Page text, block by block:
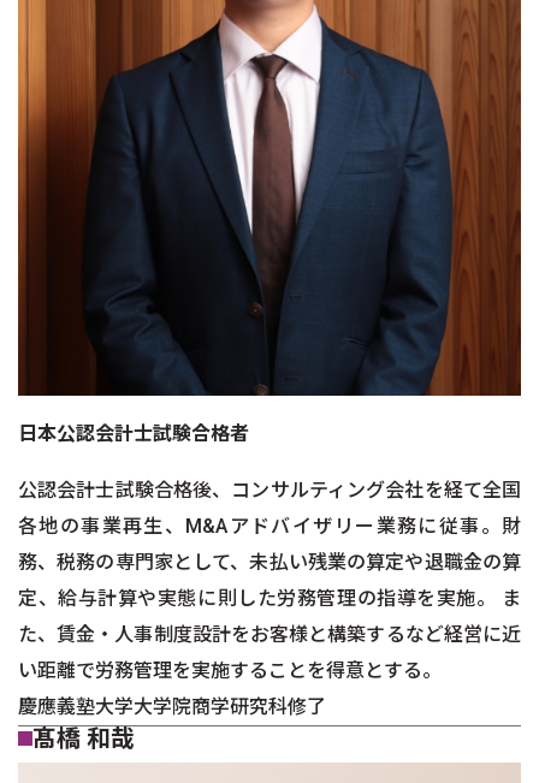
日本公認会計士試験合格者
公認会計士試験合格後、コンサルティング会社を経て全国
各地の事業再生、M&Aアドバイザリー業務に従事。財
務、税務の専門家として、未払い残業の算定や退職金の算
定、給与計算や実態に則した労務管理の指導を実施。 ま
た、賃金・人事制度設計をお客様と構築するなど経営に近
い距離で労務管理を実施することを得意とする。
慶應義塾大学大学院商学研究科修了
髙橋 和哉